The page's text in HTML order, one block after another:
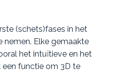
(schets)fases in het
nemen. Elke gemaakte
het intuïtieve en het
functie om 3D te